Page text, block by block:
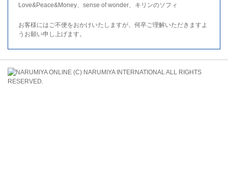
Love&Peace&Money、sense of wonder、キリンのソフィ
お客様にはご不便をおかけいたしますが、何卒ご理解いただきますよ
うお願い申し上げます。